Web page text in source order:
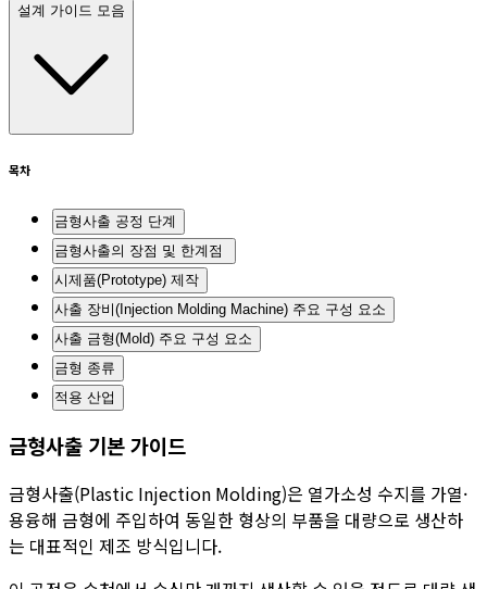
설계 가이드 모음
목차
금형사출 공정 단계
금형사출의 장점 및 한계점
시제품(Prototype) 제작
사출 장비(Injection Molding Machine) 주요 구성 요소
사출 금형(Mold) 주요 구성 요소
금형 종류
적용 산업
금형사출 기본 가이드
금형사출(Plastic Injection Molding)은 열가소성 수지를 가열·
용융해 금형에 주입하여 동일한 형상의 부품을 대량으로 생산하
는 대표적인 제조 방식입니다.